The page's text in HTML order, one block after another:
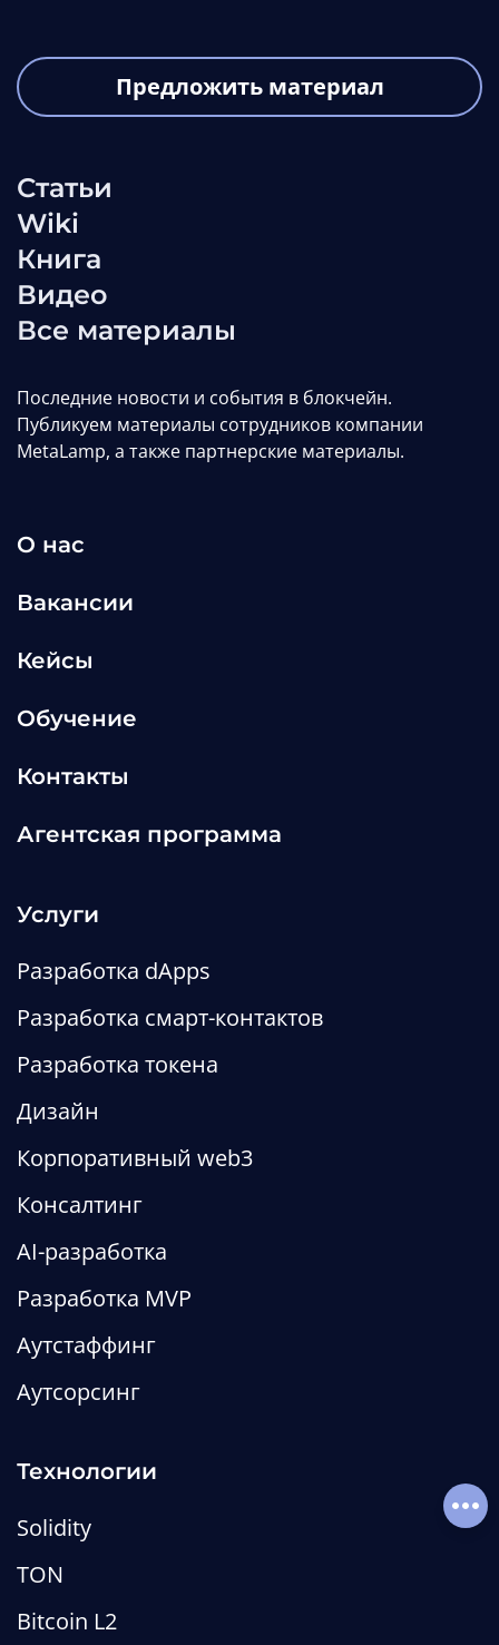
облачного депозитария:
сложности, объём работы и
архитектура
Редакция MetaLamp
Разработка криптокошелька:
сколько стоит, какую
проще без него
Предложить материал
Статьи
Wiki
Книга
Видео
Все материалы
Последние новости и события в блокчейн.
Публикуем материалы сотрудников компании
MetaLamp, а также партнерские материалы.
О нас
Вакансии
Кейсы
Обучение
Контакты
Агентская программа
Услуги
Разработка dApps
Разработка смарт-контактов
Разработка токена
Дизайн
Корпоративный web3
Консалтинг
AI-разработка
Разработка MVP
Аутстаффинг
Аутсорсинг
Технологии
Solidity
TON
Bitcoin L2